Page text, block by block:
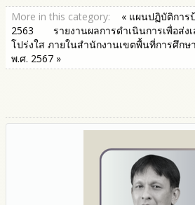
More in this category:
« แผนปฏิบัติการ
2563
รายงานผลการดำเนินการเพื่อส่
โปร่งใส ภายในสำนักงานเขตพื้นที่การศึก
พ.ศ. 2567 »